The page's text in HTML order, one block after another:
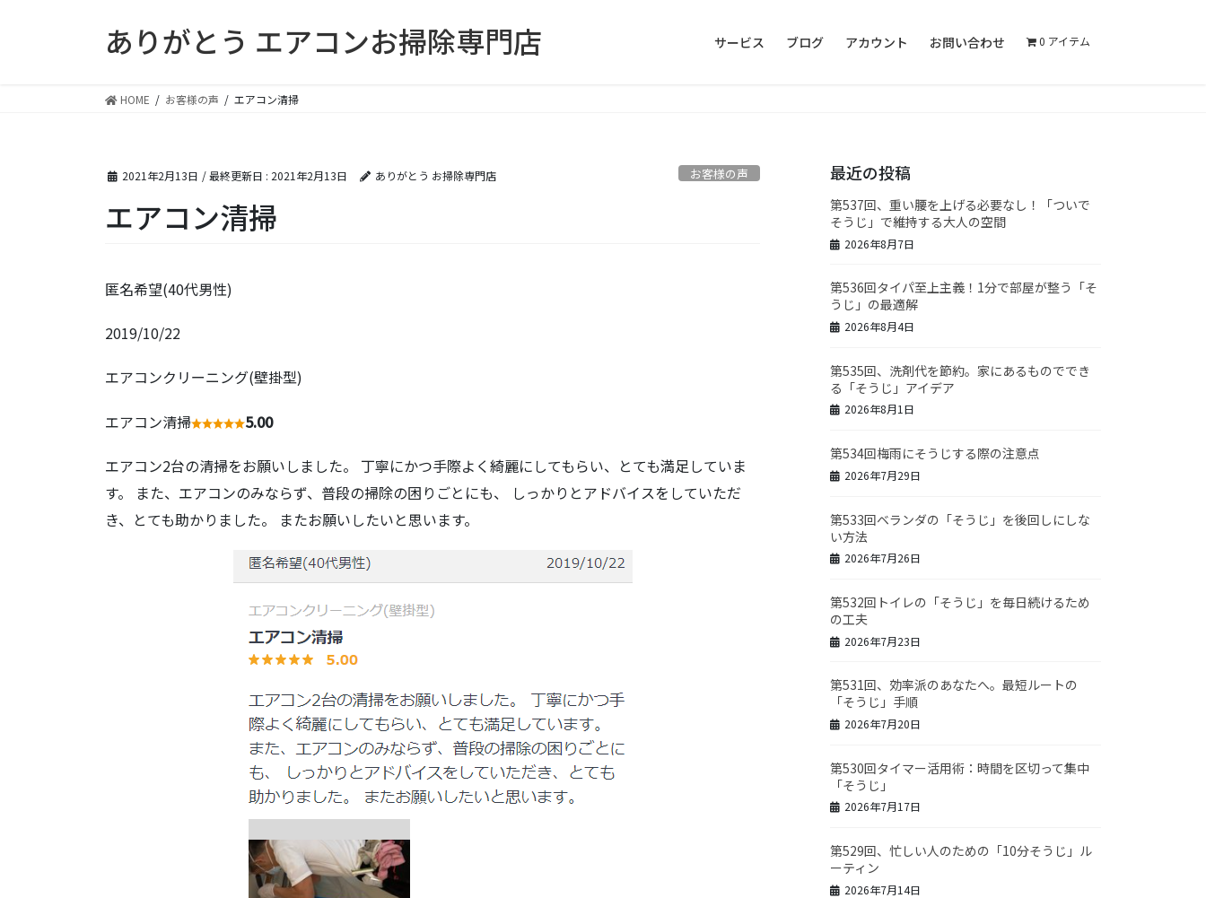
ありがとう エアコンお掃除専門店 サービス ブログ アカウント お問い合わせ 0 アイテム
HOME お客様の声 エアコン清掃
2021年2月13日 / 最終更新日 : 2021年2月13日 ありがとう お掃除専門店 お客様の声
エアコン清掃
匿名希望(40代男性)
2019/10/22
エアコンクリーニング(壁掛型)
エアコン清掃 5.00
エアコン2台の清掃をお願いしました。 丁寧にかつ手際よく綺麗にしてもらい、とても満足していま
す。 また、エアコンのみならず、普段の掃除の困りごとにも、 しっかりとアドバイスをしていただ
き、とても助かりました。 またお願いしたいと思います。
最近の投稿
第537回、重い腰を上げる必要なし！「ついで
そうじ」で維持する大人の空間
2026年8月7日
第536回タイパ至上主義！1分で部屋が整う「そ
うじ」の最適解
2026年8月4日
第535回、洗剤代を節約。家にあるものででき
る「そうじ」アイデア
2026年8月1日
第534回梅雨にそうじする際の注意点
2026年7月29日
第533回ベランダの「そうじ」を後回しにしな
い方法
2026年7月26日
第532回トイレの「そうじ」を毎日続けるため
の工夫
2026年7月23日
第531回、効率派のあなたへ。最短ルートの
「そうじ」手順
2026年7月20日
第530回タイマー活用術：時間を区切って集中
「そうじ」
2026年7月17日
第529回、忙しい人のための「10分そうじ」ル
ーティン
2026年7月14日